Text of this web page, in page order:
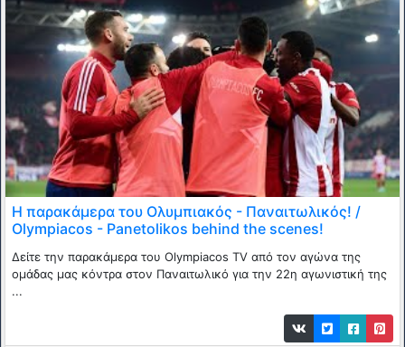
Η παρακάμερα του Ολυμπιακός - Παναιτωλικός! /
Olympiacos - Panetolikos behind the scenes!
Δείτε την παρακάμερα του Olympiacos TV από τον αγώνα της
ομάδας μας κόντρα στον Παναιτωλικό για την 22η αγωνιστική της
...